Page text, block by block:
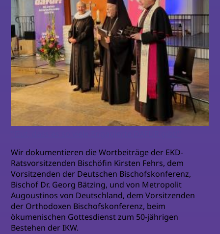
Wir dokumentieren die Wortbeiträge der EKD-
Ratsvorsitzenden Bischöfin Kirsten Fehrs, dem
Vorsitzenden der Deutschen Bischofskonferenz,
Bischof Dr. Georg Bätzing, und von Metropolit
Augoustinos von Deutschland, dem Vorsitzenden
der Orthodoxen Bischofskonferenz, beim
ökumenischen Gottesdienst zum 50-jährigen
Bestehen der IKW.